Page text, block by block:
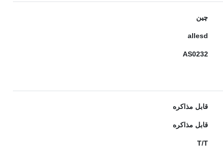
چین
allesd
AS0232
قابل مذاکره
قابل مذاکره
T/T